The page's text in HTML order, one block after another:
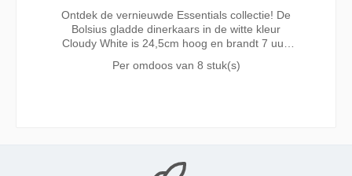
Ontdek de vernieuwde Essentials collectie! De
Bolsius gladde dinerkaars in de witte kleur
Cloudy White is 24,5cm hoog en brandt 7 uur.
zonder palmolie en met natuurlijke vegan wax.
Per omdoos van 8 stuk(s)